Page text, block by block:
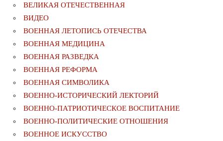
ВЕЛИКАЯ ОТЕЧЕСТВЕННАЯ
ВИДЕО
ВОЕННАЯ ЛЕТОПИСЬ ОТЕЧЕСТВА
ВОЕННАЯ МЕДИЦИНА
ВОЕННАЯ РАЗВЕДКА
ВОЕННАЯ РЕФОРМА
ВОЕННАЯ СИМВОЛИКА
ВОЕННО-ИСТОРИЧЕСКИЙ ЛЕКТОРИЙ
ВОЕННО-ПАТРИОТИЧЕСКОЕ ВОСПИТАНИЕ
ВОЕННО-ПОЛИТИЧЕСКИE ОТНОШЕНИЯ
ВОЕННОЕ ИСКУССТВО